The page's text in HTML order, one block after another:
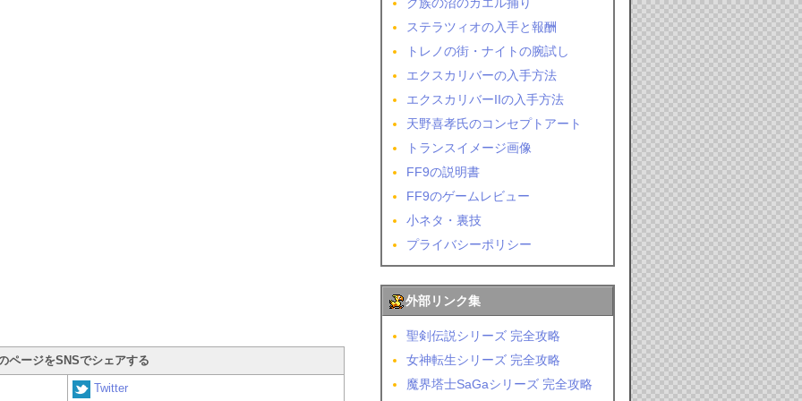
ページをSNSでシェアする
Twitter
ステラツィオの入手と報酬
トレノの街・ナイトの腕試し
エクスカリバーの入手方法
エクスカリバーIIの入手方法
天野喜孝氏のコンセプトアート
トランスイメージ画像
FF9の説明書
FF9のゲームレビュー
小ネタ・裏技
プライバシーポリシー
外部リンク集
聖剣伝説シリーズ 完全攻略
女神転生シリーズ 完全攻略
魔界塔士SaGaシリーズ 完全攻略